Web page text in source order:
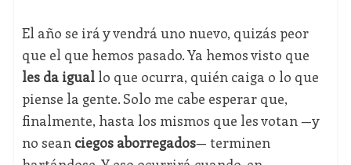
El año se irá y vendrá uno nuevo, quizás peor
que el que hemos pasado. Ya hemos visto que
les da iguallo que ocurra, quién caiga o lo que
piense la gente. Solo me cabe esperar que,
finalmente, hasta los mismos que les votan —y
no sean ciegos aborregados— terminen